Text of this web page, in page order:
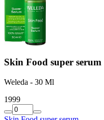
Skin Food super serum
Weleda - 30 Ml
1999